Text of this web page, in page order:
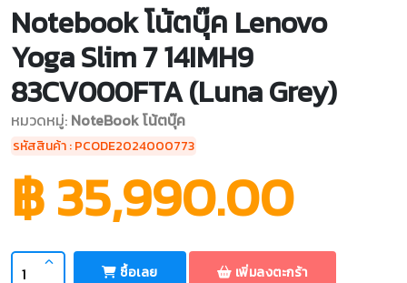
Notebook โน้ตบุ๊ค Lenovo
Yoga Slim 7 14IMH9
83CV000FTA (Luna Grey)
หมวดหมู่: NoteBook โน้ตบุ๊ค
รหัสสินค้า : PCODE2024000773
฿ 35,990.00
ซื้อเลย เพิ่มลงตะกร้า